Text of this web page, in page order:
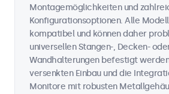
Montagemöglichkeiten und
Konfigurationsoptionen. Alle
kompatibel und können daher
universellen Stangen-, Decken-
Wandhalterungen befestigt
versenkten Einbau und die
Monitore mit robusten